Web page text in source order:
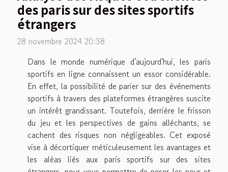
des paris sur des sites sportifs
étrangers
28 novembre 2024 20:38
Dans le monde numérique d'aujourd'hui, les paris
sportifs en ligne connaissent un essor considérable.
En effet, la possibilité de parier sur des événements
sportifs à travers des plateformes étrangères suscite
un intérêt grandissant. Toutefois, derrière le frisson
du jeu et les perspectives de gains alléchants, se
cachent des risques non négligeables. Cet exposé
vise à décortiquer méticuleusement les avantages et
les aléas liés aux paris sportifs sur des sites